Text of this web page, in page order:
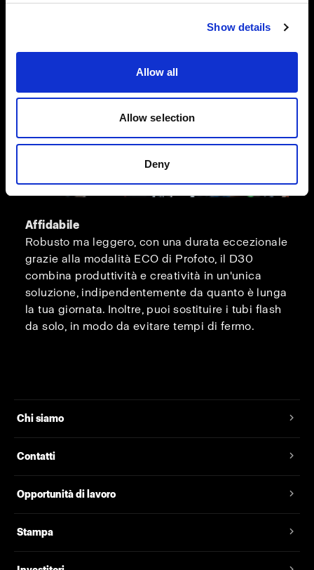
Show details
Allow all
Allow selection
Deny
Affidabile
Robusto ma leggero, con una durata eccezionale
grazie alla modalità ECO di Profoto, il D30
combina produttività e creatività in un'unica
soluzione, indipendentemente da quanto è lunga
la tua giornata. Inoltre, puoi sostituire i tubi flash
da solo, in modo da evitare tempi di fermo.
Chi siamo
Contatti
Opportunità di lavoro
Stampa